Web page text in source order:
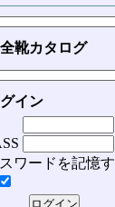
靴カタログ
イン
ワードを記憶す